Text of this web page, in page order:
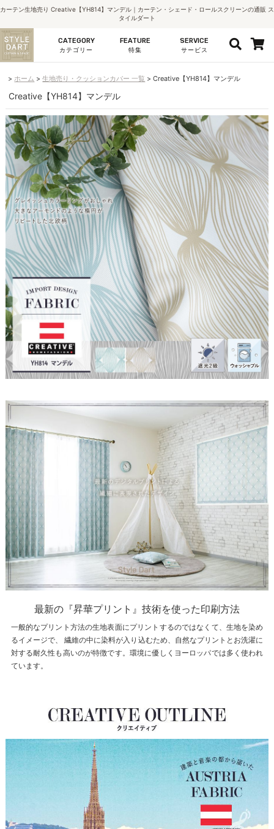
カーテン生地売り Creative【YH814】マンデル｜カーテン・シェード・ロールスクリーンの通販 ス
タイルダート
CATEGORY
カテゴリー
FEATURE
特集
SERVICE
サービス
ホーム 生地売り・クッションカバー 一覧 Creative【YH814】マンデル
Creative【YH814】マンデル
最新の『昇華プリント』技術を使った印刷方法
一般的なプリント方法の生地表面にプリントするのではなくて、生地を染め
るイメージで、 繊維の中に染料が入り込むため、自然なプリントとお洗濯に
対する耐久性も高いのが特徴です。環境に優しくヨーロッパでは多く使われ
ています。